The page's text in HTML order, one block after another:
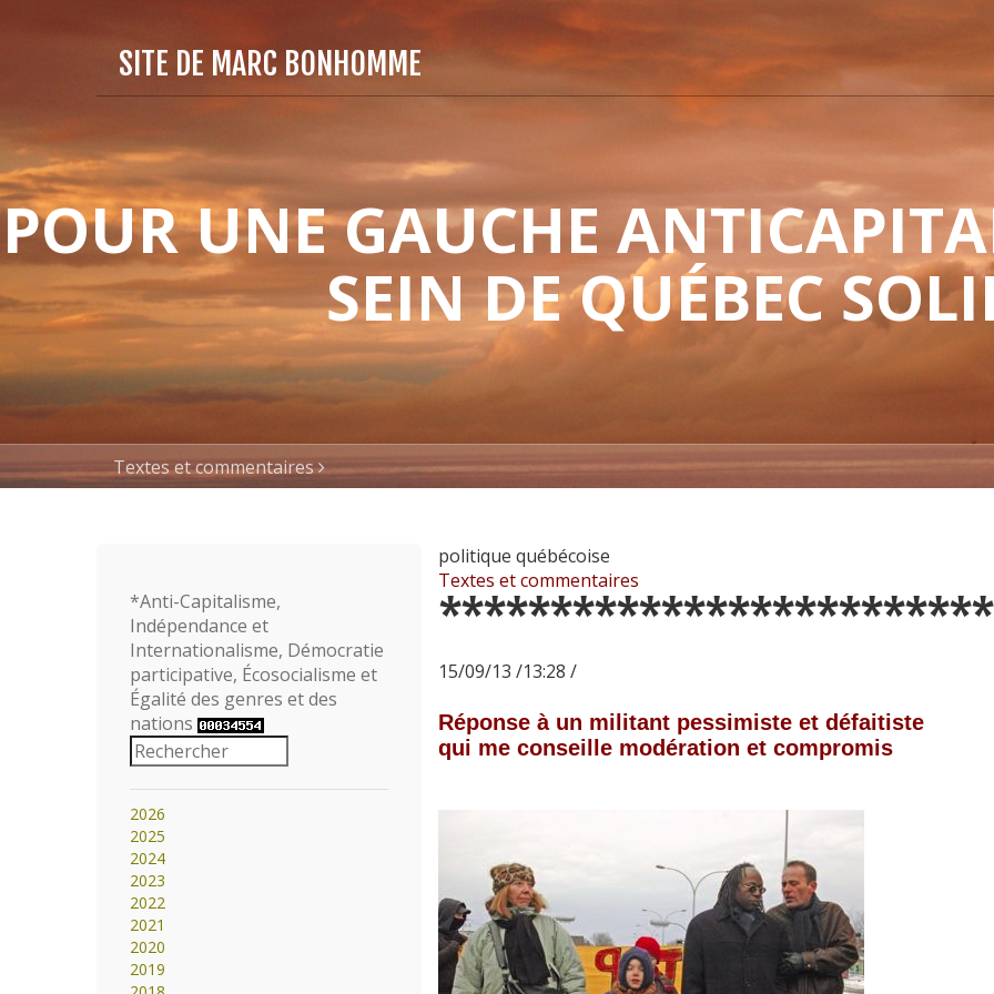
SITE DE MARC BONHOMME
POUR UNE GAUCHE
SEIN DE QUÉBEC
Textes et commentaires
politique québécoise
Textes et commentaires
15/09/13 /13:28 /
Réponse à un militant pessimiste et défaitiste
qui me conseille modération et compromis
*Anti-Capitalisme,
Indépendance et
Internationalisme, Démocratie
participative, Écosocialisme et
Égalité des genres et des
nations
2026
2025
2024
2023
2022
2021
2020
2019